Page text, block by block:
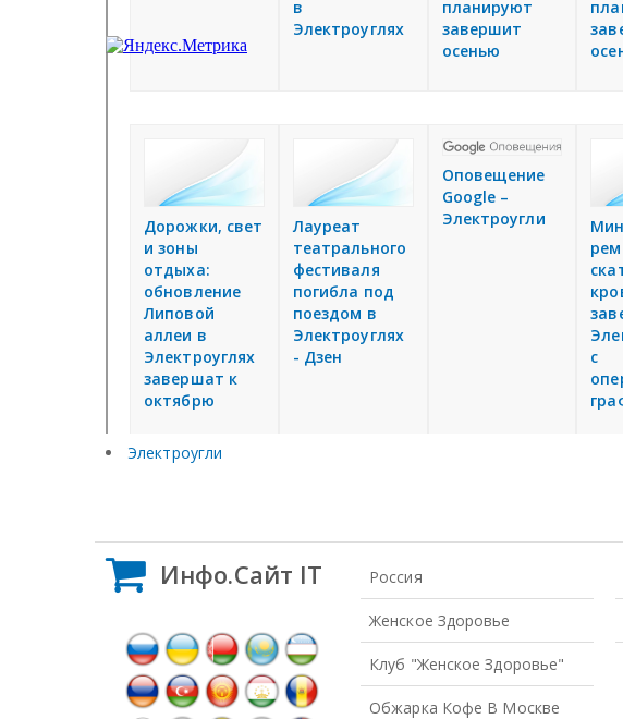
Электроугли
Инфо.Сайт IT Россия
Женское Здоровье
Клуб "Женское Здоровье"
Обжарка Кофе В Москве